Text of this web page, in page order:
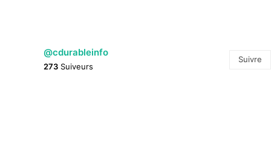
@cdurableinfo
273 Suiveurs
Suivre